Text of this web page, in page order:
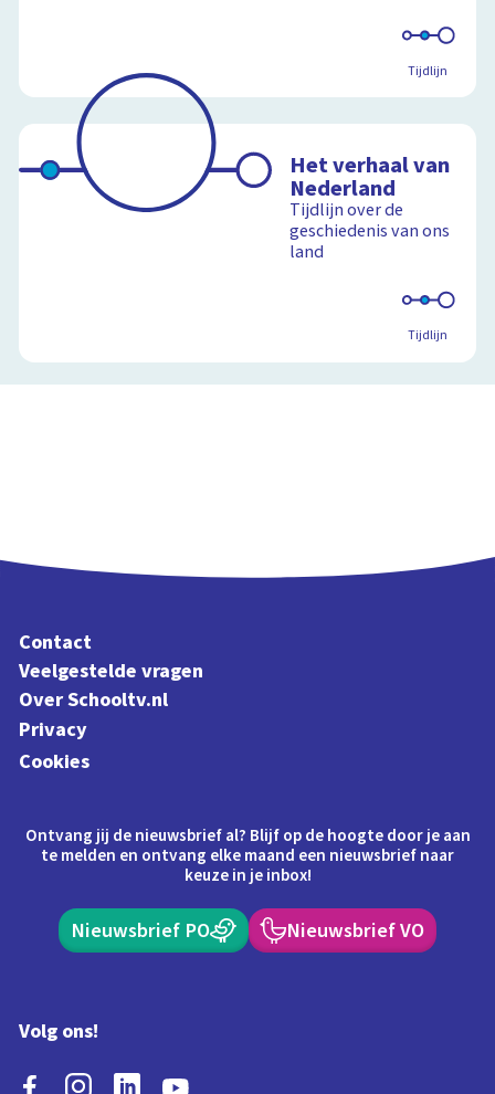
Tijdlijn
Het verhaal van
Nederland
Tijdlijn over de
geschiedenis van ons
land
Tijdlijn
Contact
Veelgestelde vragen
Over Schooltv.nl
Privacy
Cookies
Ontvang jij de nieuwsbrief al? Blijf op de hoogte door je aan
te melden en ontvang elke maand een nieuwsbrief naar
keuze in je inbox!
Nieuwsbrief PO Nieuwsbrief VO
Volg ons!